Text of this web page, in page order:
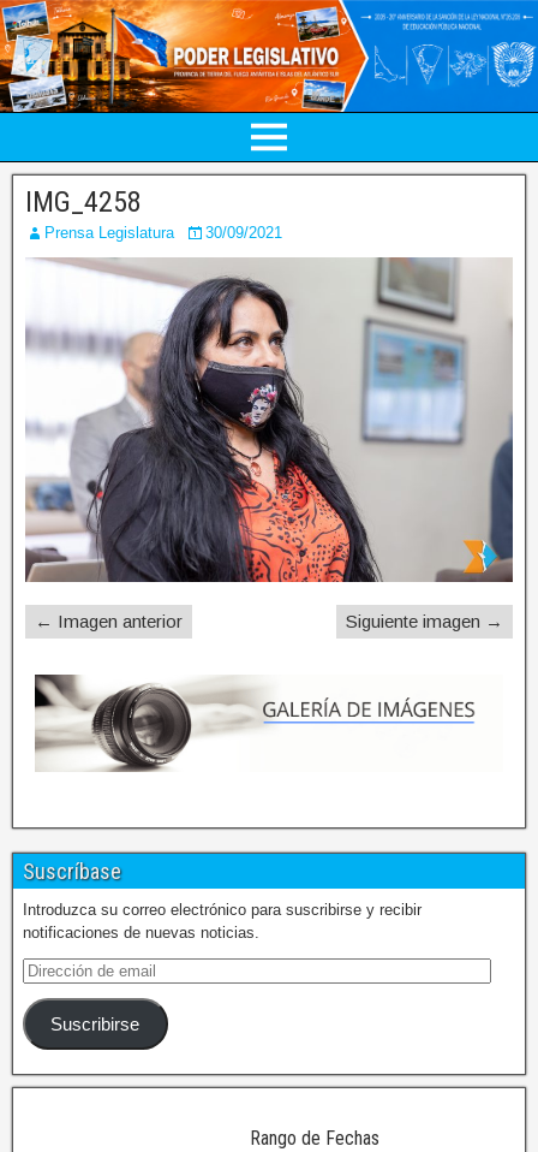
IMG_4258
Prensa Legislatura 30/09/2021
← Imagen anterior Siguiente imagen →
Suscríbase
Introduzca su correo electrónico para suscribirse y recibir
notificaciones de nuevas noticias.
Suscribirse
Rango de Fechas